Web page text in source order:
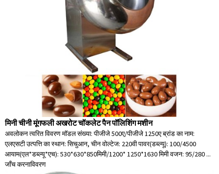
मिनी चीनी मूंगफली अखरोट चॉकलेट पैन पॉलिशिंग मशीन
अवलोकन त्वरित विवरण मॉडल संख्या: पीजीजे 500ए/पीजीजे 1250ए ब्रांड का नाम:
एलएसटी उत्पत्ति का स्थान: सिचुआन, चीन वोल्टेज: 220वी पावर(डब्ल्यू): 100/4500
आयाम(एल*डब्ल्यू*एच): 530*630*850मिमी/1200* 1250*1630 मिमी वजन: 95/280 ...
जाँच करनाविवरण